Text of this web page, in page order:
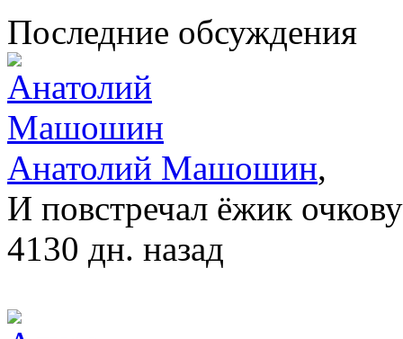
Последние обсуждения
Анатолий Машошин,
И повстречал ёжик
4130 дн. назад